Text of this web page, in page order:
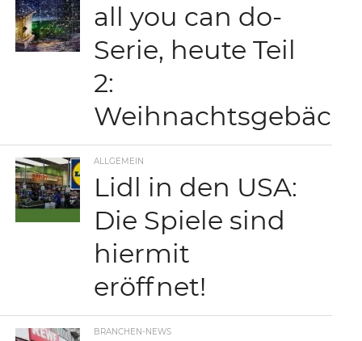
all you can do-
Serie, heute Teil
2:
Weihnachtsgebäck
ALLGEMEIN
Lidl in den USA:
Die Spiele sind
hiermit
eröffnet!
BRANCHEN-NEWS